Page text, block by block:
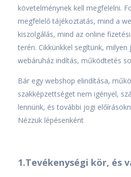
követelménynek kell megfelelni.
megfelelő tájékoztatás, mind a
kiszolgálás, mind az online
terén. Cikkünkkel segítünk,
webáruház indítás, működtetés
Bár egy webshop elindítása,
szakképzettséget nem igényel,
lennünk, és további jogi
Nézzük lépésenként
1.Tevékenységi kör, és